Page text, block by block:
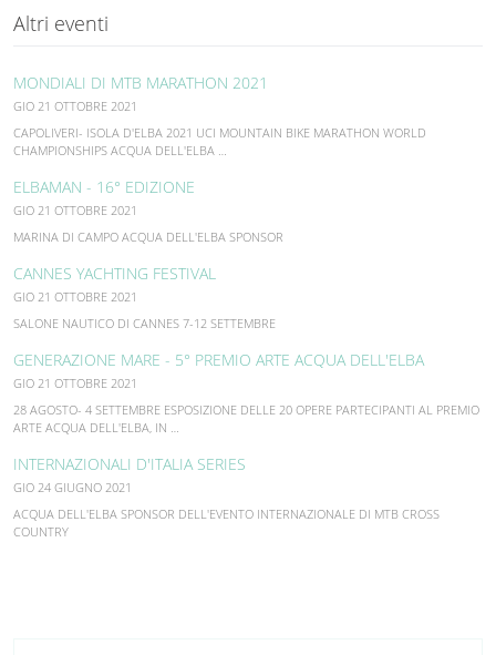
Altri eventi
MONDIALI DI MTB MARATHON 2021
GIO 21 OTTOBRE 2021
CAPOLIVERI- ISOLA D'ELBA 2021 UCI MOUNTAIN BIKE MARATHON WORLD
CHAMPIONSHIPS ACQUA DELL'ELBA …
ELBAMAN - 16° EDIZIONE
GIO 21 OTTOBRE 2021
MARINA DI CAMPO ACQUA DELL'ELBA SPONSOR
CANNES YACHTING FESTIVAL
GIO 21 OTTOBRE 2021
SALONE NAUTICO DI CANNES 7-12 SETTEMBRE
GENERAZIONE MARE - 5° PREMIO ARTE ACQUA DELL'ELBA
GIO 21 OTTOBRE 2021
28 AGOSTO- 4 SETTEMBRE ESPOSIZIONE DELLE 20 OPERE PARTECIPANTI AL PREMIO
ARTE ACQUA DELL'ELBA, IN …
INTERNAZIONALI D'ITALIA SERIES
GIO 24 GIUGNO 2021
ACQUA DELL'ELBA SPONSOR DELL'EVENTO INTERNAZIONALE DI MTB CROSS
COUNTRY